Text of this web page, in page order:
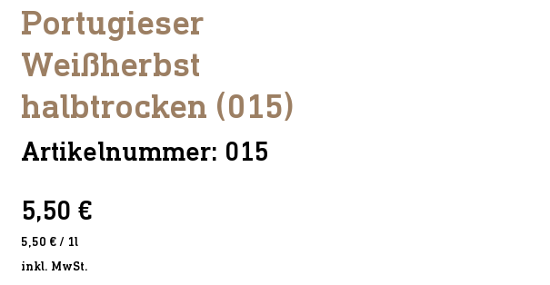
Portugieser
Weißherbst
halbtrocken (015)
Artikelnummer: 015
5,50 €
5,50 €/ 1l
5,50 €
inkl. MwSt.